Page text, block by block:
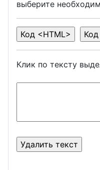
выберите
Клик по тексту